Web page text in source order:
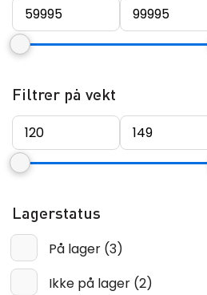
Filtrer på vekt
Lagerstatus
På lager (3)
Ikke på lager (2)